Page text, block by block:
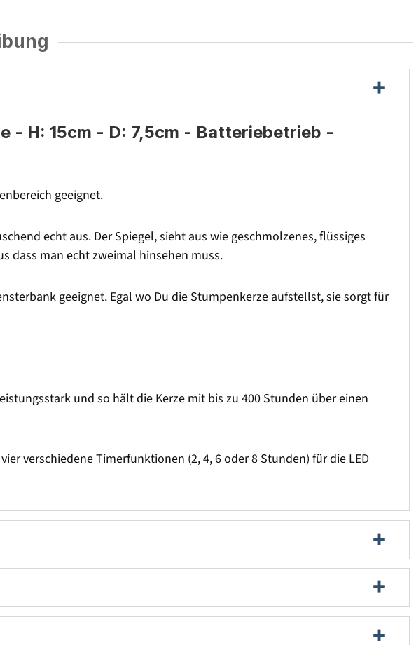
- H: 15cm - D: 7,5cm - Batteriebetrieb -
geeignet.
echt aus. Der Spiegel, sieht aus wie geschmolzenes, flüssiges
dass man echt zweimal hinsehen muss.
geeignet. Egal wo Du die Stumpenkerze aufstellst, sie sorgt für
und so hält die Kerze mit bis zu 400 Stunden über einen
verschiedene Timerfunktionen (2, 4, 6 oder 8 Stunden) für die LED